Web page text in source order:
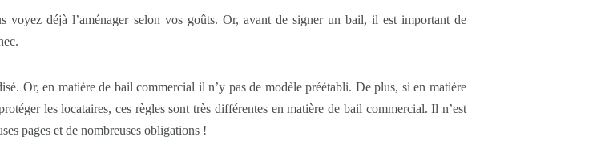
déjà l’aménager selon vos goûts. Or, avant de signer un bail, il est important de
Or, en matière de bail commercial il n’y pas de modèle préétabli. De plus, si en matière
les locataires, ces règles sont très différentes en matière de bail commercial. Il n’est
pages et de nombreuses obligations !